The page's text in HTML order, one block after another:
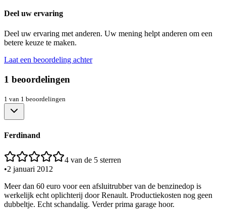
Deel uw ervaring
Deel uw ervaring met anderen. Uw mening helpt anderen om een
betere keuze te maken.
Laat een beoordeling achter
1 beoordelingen
1 van 1 beoordelingen
Ferdinand
4 van de 5 sterren
•2 januari 2012
Meer dan 60 euro voor een afsluitrubber van de benzinedop is
werkelijk echt oplichterij door Renault. Productiekosten nog geen
dubbeltje. Echt schandalig. Verder prima garage hoor.